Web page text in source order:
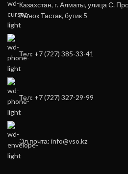
Казахстан, г. Алматы, улица С.
Рынок Тастак, бутик 5
Тел: +7 (727) 385-33-41
Тел: +7 (727) 327-29-99
Эл.почта: info@vso.kz